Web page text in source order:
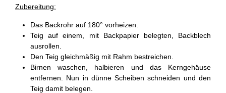
Zubereitung:
Das Backrohr auf 180° vorheizen.
Teig auf einem, mit Backpapier belegten, Backblech
ausrollen.
Den Teig gleichmäßig mit Rahm bestreichen.
Birnen waschen, halbieren und das Kerngehäuse
entfernen. Nun in dünne Scheiben schneiden und den
Teig damit belegen.